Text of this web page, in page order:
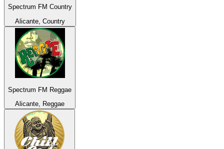
Spectrum FM Country
Alicante, Country
Spectrum FM Reggae
Alicante, Reggae